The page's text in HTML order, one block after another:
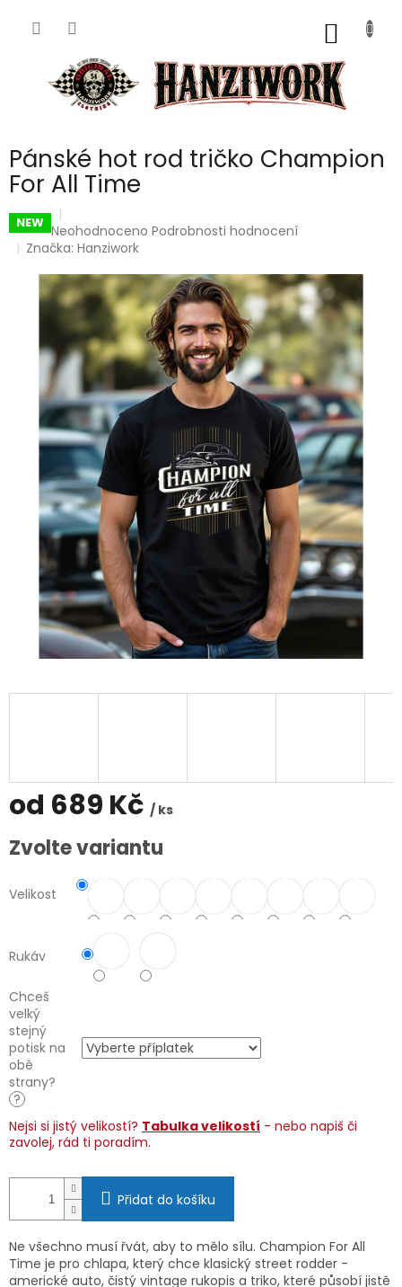
Pánské hot rod tričko Champion
For All Time
NEW Průměrné
hodnocení
je
0,0
hvězdiček.
Neohodnoceno Podrobnosti hodnocení
Značka:Hanziwork
od 689 Kč / ks
Měrná
cena:
Zvolte variantu
Velikost
Rukáv
Chceš
velký
stejný
potisk na
obě
strany?
?
Nejsi si jistý velikostí? Tabulka velikostí - nebo napiš či
zavolej, rád ti poradím.
Přidat do košíku
Ne všechno musí řvát, aby to mělo sílu. Champion For All
Time je pro chlapa, který chce klasický street rodder -
americké auto, čistý vintage rukopis a triko, které působí jistě